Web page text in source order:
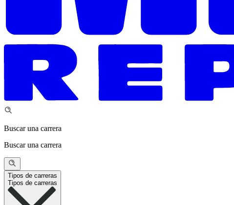
Buscar una carrera
Buscar una carrera
Tipos de carreras
Tipos de carreras